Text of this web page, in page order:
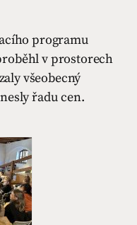
programu
v prostorech
všeobecný
řadu cen.